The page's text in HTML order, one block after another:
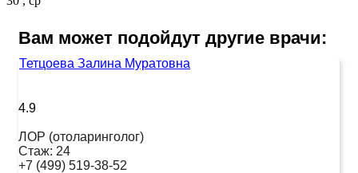
Вам может подойдут другие врачи:
Тетцоева Залина Муратовна
4.9
ЛОР (отоларинголог)
Стаж: 24
+7 (499) 519-38-52